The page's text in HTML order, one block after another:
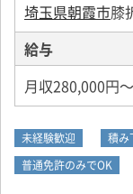
埼玉県朝霞市膝
給与
月収280,000円
未経験歓迎 積み
普通免許のみでOK